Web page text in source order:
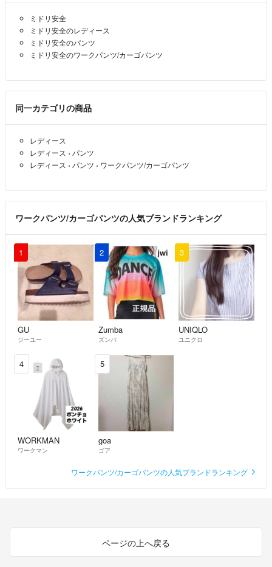
ミドリ安全
ミドリ安全のレディース
ミドリ安全のパンツ
ミドリ安全のワークパンツ/カーゴパンツ
同一カテゴリの商品
レディース
レディース › パンツ
レディース › パンツ › ワークパンツ/カーゴパンツ
ワークパンツ/カーゴパンツの人気ブランドランキング
1
GU
ジーユー
2
Zumba
ズンバ
3
UNIQLO
ユニクロ
4
WORKMAN
ワークマン
5
goa
ゴア
ワークパンツ/カーゴパンツの人気ブランドランキング
ページの上へ戻る